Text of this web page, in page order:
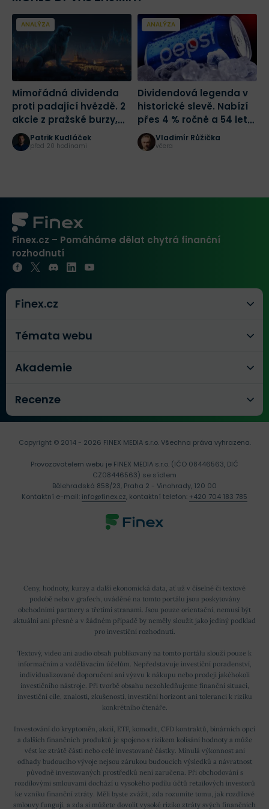
„The person that turns over the most
rocks wins the game. And that’s always
been my philosophy.“ – Peter Lynch.
ANALÝZA
Mimořádná dividenda
proti padající hvězdě. 2
akcie z pražské burzy,
které rozdělily investory
Patrik Kudláček
před 20 hodinami
ANALÝZA
Dividendová legenda v
historické slevě. Nabízí
přes 4 % ročně a 54 let
růstu dividendy
Vladimír Růžička
včera
Finex.cz – Pomáháme dělat chytrá finanční
rozhodnutí
Finex.cz
Témata webu
Akademie
Recenze
Ceny, hodnoty, kurzy a další ekonomická data, ať už v číselné či textové
podobě nebo v grafech, uváděné na tomto portálu jsou poskytovány
obchodními partnery a třetími stranami. Jsou pouze orientační, nemusí být
aktuální ani přesné a v žádném případě by neměly sloužit jako jediný podklad
pro investiční rozhodnutí.
Textový, video ani audio obsah publikovaný na tomto portálu slouží pouze k
informačním a vzdělávacím účelům. Nepředstavuje investiční poradenství,
individualizované doporučení ani výzvu k nákupu nebo prodeji jakéhokoli
investičního nástroje. Při tvorbě obsahu nezohledňujeme finanční situaci,
investiční cíle, znalosti, zkušenosti, investiční horizont ani toleranci k riziku
konkrétního čtenáře.
Investování do kryptoměn, akcií, ETF, komodit, CFD kontraktů, binárních opcí
a dalších finančních produktů je spojeno s rizikem kolísání hodnoty a může
vést ke ztrátě části nebo celé investované částky. Minulá výkonnost ani
odhady budoucího vývoje nejsou zárukou budoucích výsledků a návratnost
původně investovaných prostředků není zaručena. Při obchodování s
rozdílovými smlouvami dochází u vysokého podílu účtů retailových investorů
ke vzniku finanční ztráty. Měli byste zvážit, zda rozumíte tomu, jak rozdílové
smlouvy fungují, a zda si můžete dovolit vysoké riziko ztráty svých finančních
Copyright © 2014 - 2026 FINEX MEDIA s.r.o.Všechna práva vyhrazena.
Provozovatelem webu je FINEX MEDIA s.r.o. (IČO 08446563, DIČ
CZ08446563) se sídlem
Bělehradská 858/23, Praha 2 - Vinohrady, 120 00
Kontaktní e-mail: info@finex.cz, kontaktní telefon: +420 704 183 785